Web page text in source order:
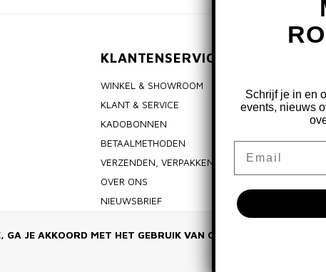
KLANTENSERVICE
WINKEL & SHOWROOM
KLANT & SERVICE
KADOBONNEN
BETAALMETHODEN
VERZENDEN, VERPAKKEN & RETOURNEREN
OVER ONS
NIEUWSBRIEF
PRIVACY POLICY
JE AKKOORD MET HET GEBRUIK VAN COOKIES OM ONZE
Schrijf je in en
events, nieuws